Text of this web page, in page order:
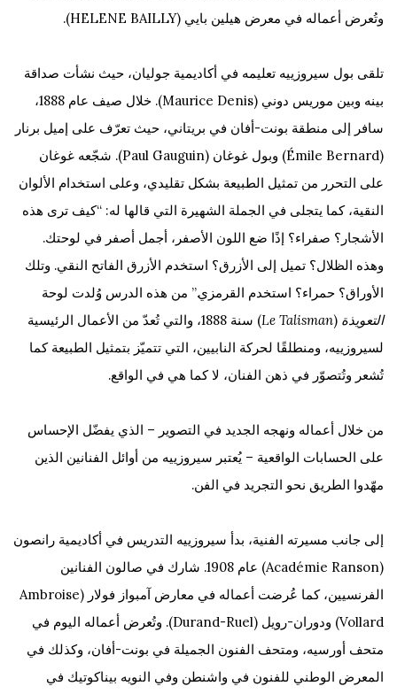
وتُعرض أعماله في معرض هيلين بايي (HELENE BAILLY).
تلقى بول سيروزييه تعليمه في أكاديمية جوليان، حيث نشأت صداقة
بينه وبين موريس دوني (Maurice Denis). خلال صيف عام 1888،
سافر إلى منطقة بونت-أفان في بريتاني، حيث تعرّف على إميل برنار
(Émile Bernard) وبول غوغان (Paul Gauguin). شجّعه غوغان
على التحرر من تمثيل الطبيعة بشكل تقليدي، وعلى استخدام الألوان
النقية، كما يتجلى في الجملة الشهيرة التي قالها له: “كيف ترى هذه
الأشجار؟ صفراء؟ إذًا ضع اللون الأصفر، أجمل أصفر في لوحتك.
وهذه الظلال؟ تميل إلى الأزرق؟ استخدم الأزرق الفاتح النقي. وتلك
الأوراق؟ حمراء؟ استخدم القرمزي.” من هذه الدرس وُلدت لوحة
التعويذة (
Le Talisman
) سنة 1888، والتي تُعدّ من الأعمال الرئيسية
لسيروزييه، ومنطلقًا لحركة النابيين، التي تتميّز بتمثيل الطبيعة كما
تُشعر وتُتصوّر في ذهن الفنان، لا كما هي في الواقع.
من خلال أعماله ونهجه الجديد في التصوير – الذي يفضّل الإحساس
على الحسابات الواقعية – يُعتبر سيروزييه من أوائل الفنانين الذين
مهّدوا الطريق نحو التجريد في الفن.
إلى جانب مسيرته الفنية، بدأ سيروزييه التدريس في أكاديمية رانصون
(Académie Ranson) عام 1908. شارك في صالون الفنانين
الفرنسيين، كما عُرضت أعماله في معارض آمبواز فولار (Ambroise
Vollard) ودوران-رويل (Durand-Ruel). وتُعرض أعماله اليوم في
متحف أورسيه، ومتحف الفنون الجميلة في بونت-أفان، وكذلك في
المعرض الوطني للفنون في واشنطن وفي النويه بيناكوتيك في